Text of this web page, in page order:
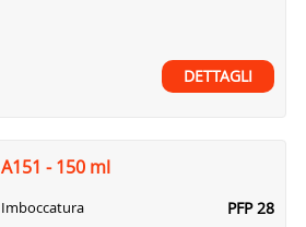
DETTAGLI
A151 - 150 ml
Imboccatura PFP 28